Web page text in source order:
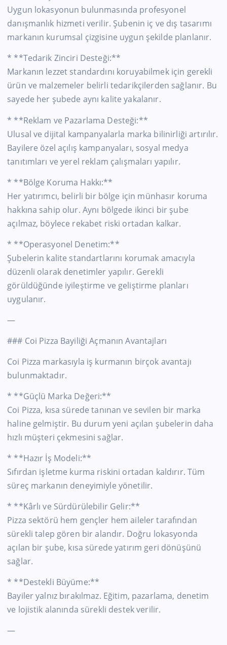
Uygun lokasyonun bulunmasında profesyonel
danışmanlık hizmeti verilir. Şubenin iç ve dış tasarımı
markanın kurumsal çizgisine uygun şekilde planlanır.
* **Tedarik Zinciri Desteği:**
Markanın lezzet standardını koruyabilmek için gerekli
ürün ve malzemeler belirli tedarikçilerden sağlanır. Bu
sayede her şubede aynı kalite yakalanır.
* **Reklam ve Pazarlama Desteği:**
Ulusal ve dijital kampanyalarla marka bilinirliği artırılır.
Bayilere özel açılış kampanyaları, sosyal medya
tanıtımları ve yerel reklam çalışmaları yapılır.
* **Bölge Koruma Hakkı:**
Her yatırımcı, belirli bir bölge için münhasır koruma
hakkına sahip olur. Aynı bölgede ikinci bir şube
açılmaz, böylece rekabet riski ortadan kalkar.
* **Operasyonel Denetim:**
Şubelerin kalite standartlarını korumak amacıyla
düzenli olarak denetimler yapılır. Gerekli
görüldüğünde iyileştirme ve geliştirme planları
uygulanır.
—
### Coi Pizza Bayiliği Açmanın Avantajları
Coi Pizza markasıyla iş kurmanın birçok avantajı
bulunmaktadır.
* **Güçlü Marka Değeri:**
Coi Pizza, kısa sürede tanınan ve sevilen bir marka
haline gelmiştir. Bu durum yeni açılan şubelerin daha
hızlı müşteri çekmesini sağlar.
* **Hazır İş Modeli:**
Sıfırdan işletme kurma riskini ortadan kaldırır. Tüm
süreç markanın deneyimiyle yönetilir.
* **Kârlı ve Sürdürülebilir Gelir:**
Pizza sektörü hem gençler hem aileler tarafından
sürekli talep gören bir alandır. Doğru lokasyonda
açılan bir şube, kısa sürede yatırım geri dönüşünü
sağlar.
* **Destekli Büyüme:**
Bayiler yalnız bırakılmaz. Eğitim, pazarlama, denetim
ve lojistik alanında sürekli destek verilir.
—